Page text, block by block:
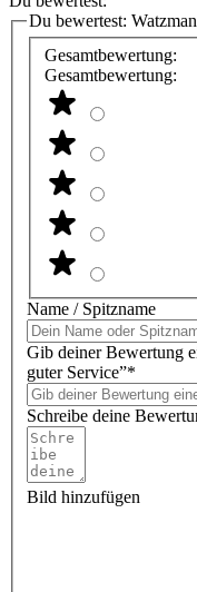
Du bewertest:
Gesamtbewertung:
Gesamtbewertung:
Name / Spitzname
Gib deiner Bewertung
guter Service”*
Schreibe deine
Bild hinzufügen